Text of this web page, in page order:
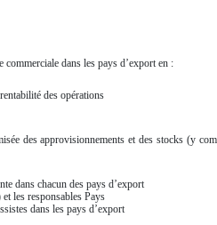
dans les pays d’export en :
des opérations
des approvisionnements et des stocks (y
dans chacun des pays d’export
les responsables Pays
dans les pays d’export